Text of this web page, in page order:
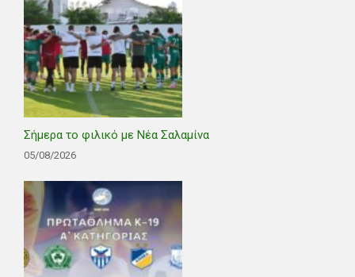
Σήμερα το φιλικό με Νέα Σαλαμίνα
05/08/2026